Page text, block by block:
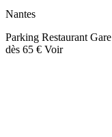
Nantes
Parking Restaurant Gare
dès 65 € Voir